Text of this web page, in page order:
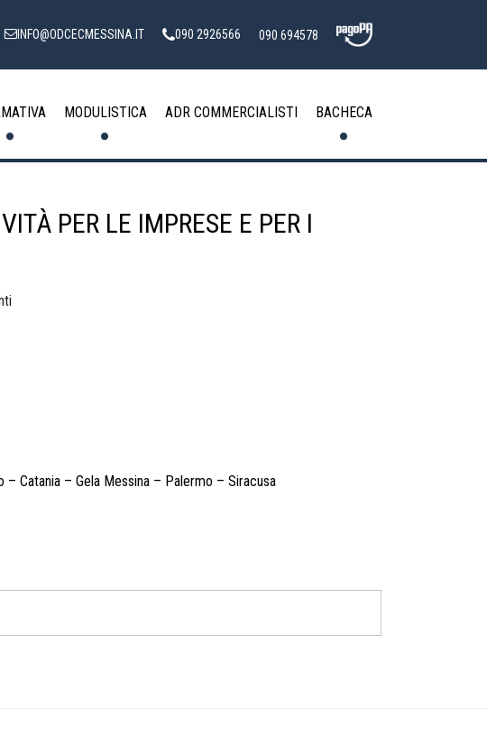
INFO@ODCECMESSINA.IT 090 2926566 090 694578
MODULISTICA ADR COMMERCIALISTI BACHECA
PER LE IMPRESE E PER I
Catania – Gela Messina – Palermo – Siracusa